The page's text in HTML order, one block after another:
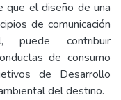
que el diseño de una
de comunicación
puede contribuir
de consumo
de Desarrollo
del destino.